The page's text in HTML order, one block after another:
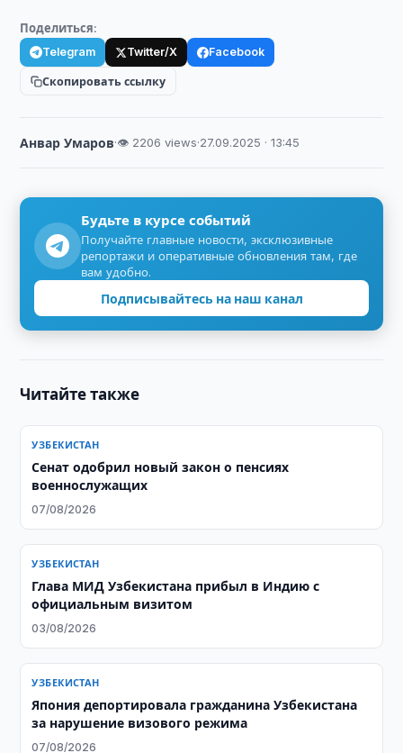
Поделиться:
Telegram Twitter/X Facebook
Скопировать ссылку
Анвар Умаров·👁 2206 views·27.09.2025 · 13:45
Будьте в курсе событий
Получайте главные новости, эксклюзивные
репортажи и оперативные обновления там, где
вам удобно.
Подписывайтесь на наш канал
Читайте также
УЗБЕКИСТАН
Сенат одобрил новый закон о пенсиях
военнослужащих
07/08/2026
УЗБЕКИСТАН
Глава МИД Узбекистана прибыл в Индию с
официальным визитом
03/08/2026
УЗБЕКИСТАН
Япония депортировала гражданина Узбекистана
за нарушение визового режима
07/08/2026